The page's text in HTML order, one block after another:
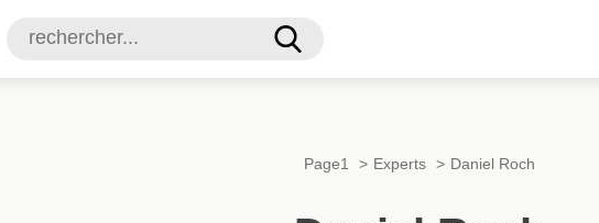
Recherche
Page1 Experts Daniel Roch